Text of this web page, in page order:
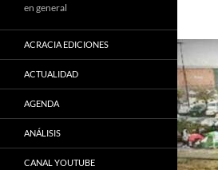
en general
ACRACIA EDICIONES
ACTUALIDAD
AGENDA
ANÁLISIS
CANAL YOUTUBE